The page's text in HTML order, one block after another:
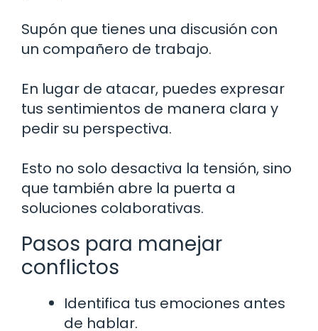
Supón que tienes una discusión con
un compañero de trabajo.
En lugar de atacar, puedes expresar
tus sentimientos de manera clara y
pedir su perspectiva.
Esto no solo desactiva la tensión, sino
que también abre la puerta a
soluciones colaborativas.
Pasos para manejar
conflictos
Identifica tus emociones antes
de hablar.